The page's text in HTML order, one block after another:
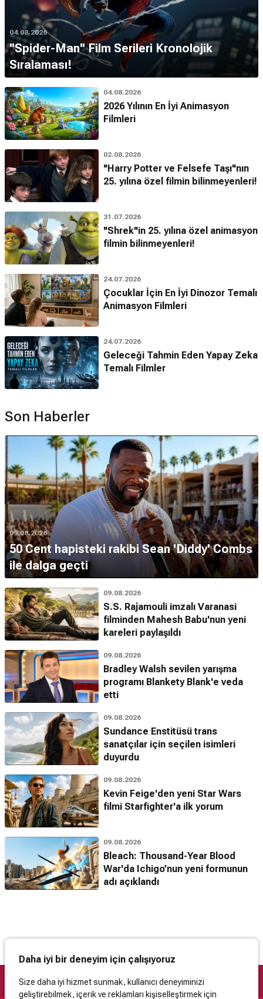
04.08.2026
''Spider-Man'' Film Serileri Kronolojik
Sıralaması!
04.08.2026
2026 Yılının En İyi Animasyon
Filmleri
02.08.2026
"Harry Potter ve Felsefe Taşı"nın
25. yılına özel filmin bilinmeyenleri!
31.07.2026
"Shrek"in 25. yılına özel animasyon
filmin bilinmeyenleri!
24.07.2026
Çocuklar İçin En İyi Dinozor Temalı
Animasyon Filmleri
24.07.2026
Geleceği Tahmin Eden Yapay Zeka
Temalı Filmler
Son Haberler
09.08.2026
50 Cent hapisteki rakibi Sean 'Diddy' Combs
ile dalga geçti
09.08.2026
S.S. Rajamouli imzalı Varanasi
filminden Mahesh Babu'nun yeni
kareleri paylaşıldı
09.08.2026
Bradley Walsh sevilen yarışma
programı Blankety Blank'e veda
etti
09.08.2026
Sundance Enstitüsü trans
sanatçılar için seçilen isimleri
duyurdu
09.08.2026
Kevin Feige'den yeni Star Wars
filmi Starfighter'a ilk yorum
09.08.2026
Bleach: Thousand-Year Blood
War'da Ichigo’nun yeni formunun
adı açıklandı
Daha iyi bir deneyim için çalışıyoruz
Size daha iyi hizmet sunmak, kullanıcı deneyiminizi
geliştirebilmek, içerik ve reklamları kişiselleştirmek için